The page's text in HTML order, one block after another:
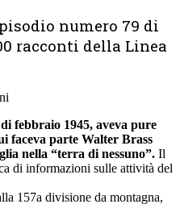
numero 79 di
racconti della Linea
febbraio 1945, aveva pure
faceva parte Walter Brass
nella “terra di nessuno”. Il
di informazioni sulle attività del
157a divisione da montagna,